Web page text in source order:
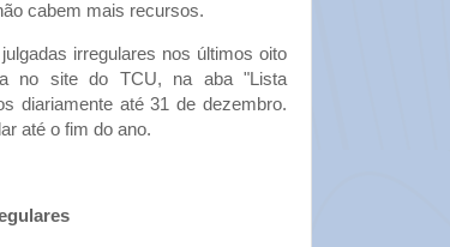
cabem mais recursos.
irregulares nos últimos oito
no site do TCU, na aba "Lista
diariamente até 31 de dezembro.
até o fim do ano.